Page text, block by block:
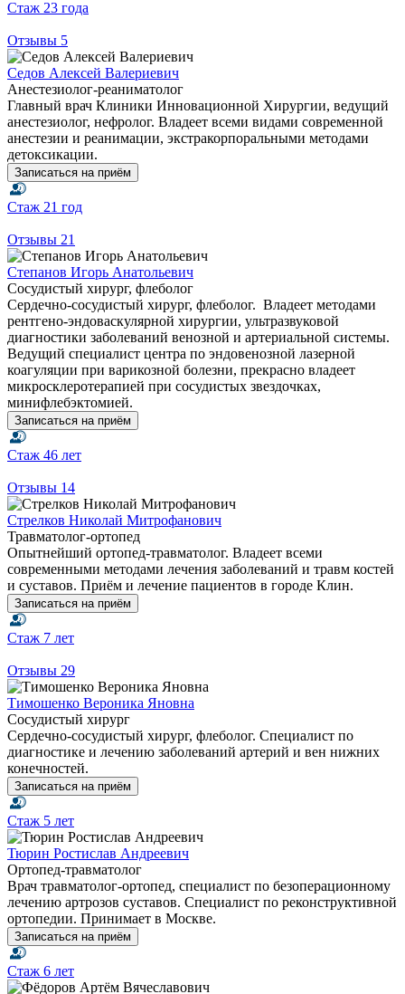
Стаж 23 года
Отзывы 5
Седов Алексей Валериевич
Анестезиолог-реаниматолог
Главный врач Клиники Инновационной Хирургии, ведущий
анестезиолог, нефролог. Владеет всеми видами современной
анестезии и реанимации, экстракорпоральными методами
детоксикации.
Записаться на приём
Стаж 21 год
Отзывы 21
Степанов Игорь Анатольевич
Сосудистый хирург, флеболог
Сердечно-сосудистый хирург, флеболог. Владеет методами
рентгено-эндоваскулярной хирургии, ультразвуковой
диагностики заболеваний венозной и артериальной системы.
Ведущий специалист центра по эндовенозной лазерной
коагуляции при варикозной болезни, прекрасно владеет
микросклеротерапией при сосудистых звездочках,
минифлебэктомией.
Записаться на приём
Стаж 46 лет
Отзывы 14
Стрелков Николай Митрофанович
Травматолог-ортопед
Опытнейший ортопед-травматолог. Владеет всеми
современными методами лечения заболеваний и травм костей
и суставов. Приём и лечение пациентов в городе Клин.
Записаться на приём
Стаж 7 лет
Отзывы 29
Тимошенко Вероника Яновна
Сосудистый хирург
Сердечно-сосудистый хирург, флеболог. Специалист по
диагностике и лечению заболеваний артерий и вен нижних
конечностей.
Записаться на приём
Стаж 5 лет
Тюрин Ростислав Андреевич
Ортопед-травматолог
Врач травматолог-ортопед, специалист по безоперационному
лечению артрозов суставов. Специалист по реконструктивной
ортопедии. Принимает в Москве.
Записаться на приём
Стаж 6 лет